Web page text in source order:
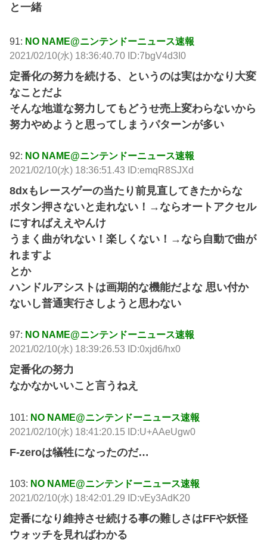
と一緒
91: NO NAME@ニンテンドーニュース速報
2021/02/10(水) 18:36:40.70 ID:7bgV4d3I0
定番化の努力を続ける、というのは実はかなり大変
なことだよ
そんな地道な努力してもどうせ売上変わらないから
努力やめようと思ってしまうパターンが多い
92: NO NAME@ニンテンドーニュース速報
2021/02/10(水) 18:36:51.43 ID:emqR8SJXd
8dxもレースゲーの当たり前見直してきたからな
ボタン押さないと走れない！→ならオートアクセル
にすればええやんけ
うまく曲がれない！楽しくない！→なら自動で曲が
れますよ
とか
ハンドルアシストは画期的な機能だよな 思い付か
ないし普通実行さしようと思わない
97: NO NAME@ニンテンドーニュース速報
2021/02/10(水) 18:39:26.53 ID:0xjd6/hx0
定番化の努力
なかなかいいこと言うねえ
101: NO NAME@ニンテンドーニュース速報
2021/02/10(水) 18:41:20.15 ID:U+AAeUgw0
F-zeroは犠牲になったのだ…
103: NO NAME@ニンテンドーニュース速報
2021/02/10(水) 18:42:01.29 ID:vEy3AdK20
定番になり維持させ続ける事の難しさはFFや妖怪
ウォッチを見ればわかる